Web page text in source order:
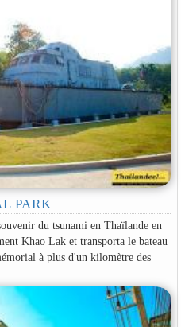
PARK
du tsunami en Thaïlande en
Khao Lak et transporta le bateau
à plus d'un kilomètre des